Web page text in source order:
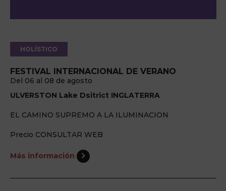
HOLÍSTICO
FESTIVAL INTERNACIONAL DE VERANO
Del 06 al 08 de agosto
ULVERSTON Lake Dsitrict INGLATERRA
EL CAMINO SUPREMO A LA ILUMINACION
Precio CONSULTAR WEB
Más información